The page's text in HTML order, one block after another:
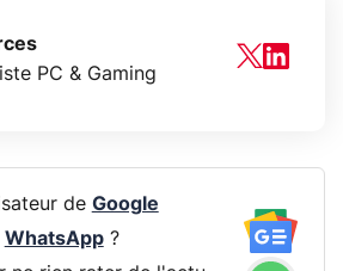
PC & Gaming
de Google
WhatsApp?